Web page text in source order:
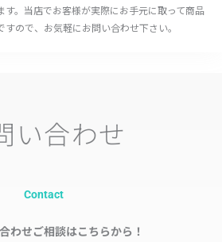
す。当店でお客様が実際にお手元に取って商品
ので、お気軽にお問い合わせ下さい。
い合わせ
Contact
わせご相談はこちらから！